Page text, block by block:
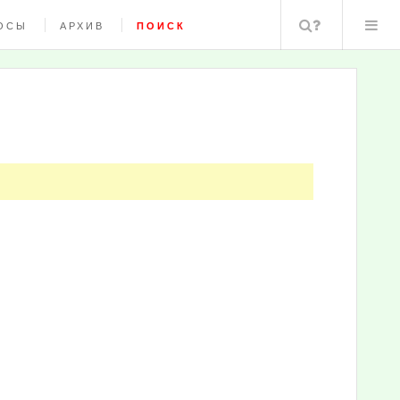
АРХИВ ПОИСК Поиск